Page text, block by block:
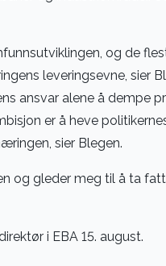
og de
leveringsevne, sier
ansvar alene å dempe
er å heve
sier Blegen.
og gleder meg til å ta
i EBA 15. august.